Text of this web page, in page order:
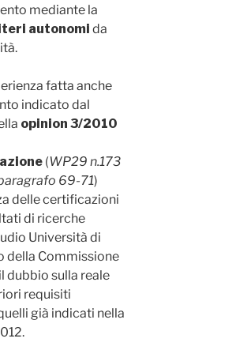
mediante la
autonomi da
fatta anche
indicato dal
opinion 3/2010
(WP29 n.173
69-71)
delle certificazioni
di ricerche
Università di
della Commissione
dubbio sulla reale
requisiti
già indicati nella